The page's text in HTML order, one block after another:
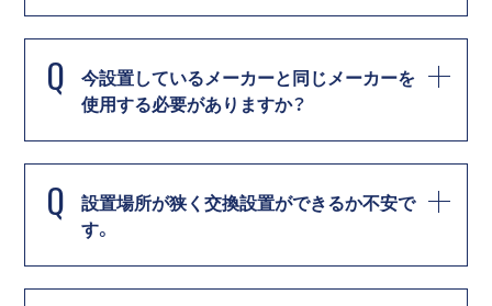
Q
今設置しているメーカーと同じメーカーを
使用する必要がありますか？
Q
設置場所が狭く交換設置ができるか不安で
す。